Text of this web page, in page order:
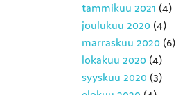
tammikuu 2021 (4)
joulukuu 2020 (4)
marraskuu 2020 (6)
lokakuu 2020 (4)
syyskuu 2020 (3)